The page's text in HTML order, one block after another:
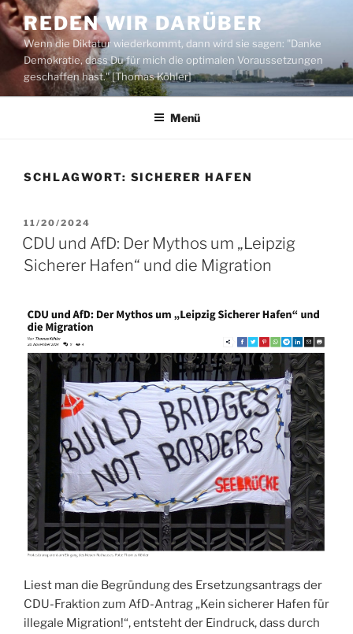
Zum
Inhalt
springen
REDEN WIR DARÜBER
Wenn die Diktatur wiederkommt, dann wird sie sagen: "Danke
Demokratie, dass Du für mich die optimalen Voraussetzungen
geschaffen hast." [Thomas Köhler]
Menü
SCHLAGWORT: SICHERER HAFEN
VERÖFFENTLICHT
AM
11/20/2024
CDU und AfD: Der Mythos um „Leipzig
Sicherer Hafen“ und die Migration
Liest man die Begründung des Ersetzungsantrags der
CDU-Fraktion zum AfD-Antrag „Kein sicherer Hafen für
illegale Migration!“, entsteht der Eindruck, dass durch